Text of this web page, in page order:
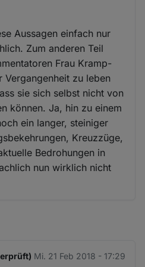
Aussagen einfach nur
Zum anderen Teil
Frau Kramp-
Vergangenheit zu leben
sie sich selbst nicht von
können. Ja, hin zu einem
ein langer, steiniger
Kreuzzüge,
Bedrohungen in
nun wirklich nicht
Mi. 21 Feb 2018 - 17:29